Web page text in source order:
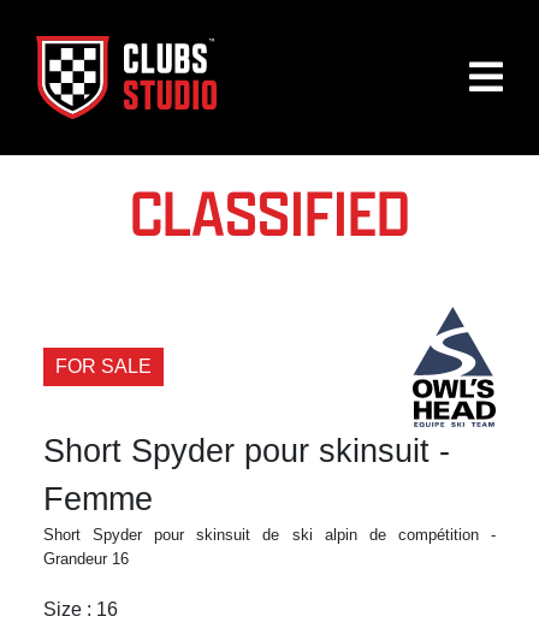
CLASSIFIED
FOR SALE
Short Spyder pour skinsuit -
Femme
Short Spyder pour skinsuit de ski alpin de compétition -
Grandeur 16
Size : 16